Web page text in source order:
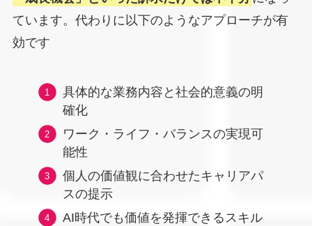
ています。代わりに以下のようなアプローチが有
効です
具体的な業務内容と社会的意義の明
確化
ワーク・ライフ・バランスの実現可
能性
個人の価値観に合わせたキャリアパ
スの提示
AI時代でも価値を発揮できるスキル